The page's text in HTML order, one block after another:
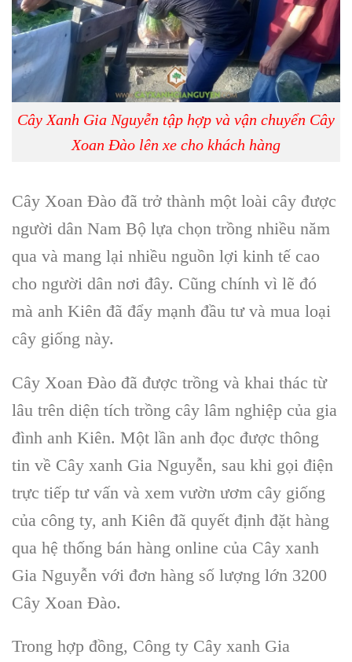
Cây Xanh Gia Nguyễn tập hợp và vận chuyển Cây
Xoan Đào lên xe cho khách hàng
Cây Xoan Đào đã trở thành một loài cây được
người dân Nam Bộ lựa chọn trồng nhiều năm
qua và mang lại nhiều nguồn lợi kinh tế cao
cho người dân nơi đây. Cũng chính vì lẽ đó
mà anh Kiên đã đẩy mạnh đầu tư và mua loại
cây giống này.
Cây Xoan Đào đã được trồng và khai thác từ
lâu trên diện tích trồng cây lâm nghiệp của gia
đình anh Kiên. Một lần anh đọc được thông
tin về Cây xanh Gia Nguyễn, sau khi gọi điện
trực tiếp tư vấn và xem vườn ươm cây giống
của công ty, anh Kiên đã quyết định đặt hàng
qua hệ thống bán hàng online của Cây xanh
Gia Nguyễn với đơn hàng số lượng lớn 3200
Cây Xoan Đào.
Trong hợp đồng, Công ty Cây xanh Gia